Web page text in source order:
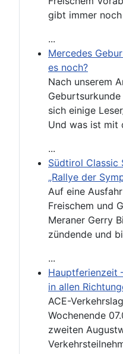
gibt immer
...
Mercedes
es noch?
Nach unserem
sich einige
Und was ist mit
...
Südtirol Classic
„Rallye der
Auf eine
Freischem und
Meraner Gerry
zündende und
...
Hauptferienzeit
in allen
ACE-
Wochenende
zweiten